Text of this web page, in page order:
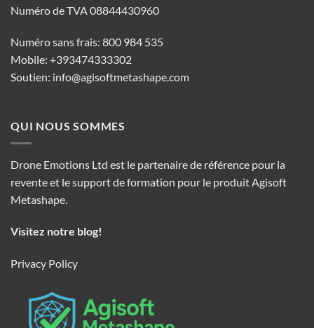
Numéro de TVA 08844430960
Numéro sans frais: 800 984 535
Mobile: +393474333302
Soutien: info@agisoftmetashape.com
QUI NOUS SOMMES
Drone Emotions Ltd est le partenaire de référence pour la
revente et le support de formation pour le produit Agisoft
Metashape.
Visitez notre blog!
Privacy Policy